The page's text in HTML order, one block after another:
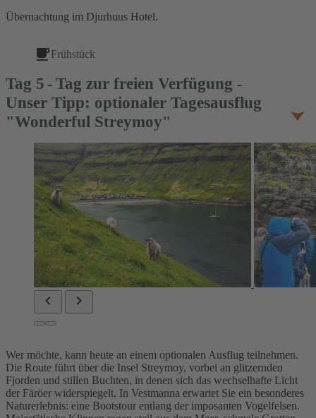
Übernachtung im Djurhuus Hotel.
Frühstück
Tag 5
Tag zur freien Verfügung -
Unser Tipp: optionaler Tagesausflug
"Wonderful Streymoy"
Wer möchte, kann heute an einem optionalen Ausflug teilnehmen.
Die Route führt über die Insel Streymoy, vorbei an glitzernden
Fjorden und stillen Buchten, in denen sich das wechselhafte Licht
der Färöer widerspiegelt. In Vestmanna erwartet Sie ein besonderes
Naturerlebnis: eine Bootstour entlang der imposanten Vogelfelsen.